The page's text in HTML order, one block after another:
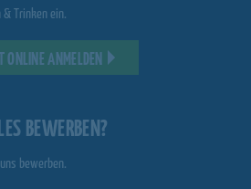
& Trinken ein.
ONLINE ANMELDEN
BEWERBEN?
bewerben.